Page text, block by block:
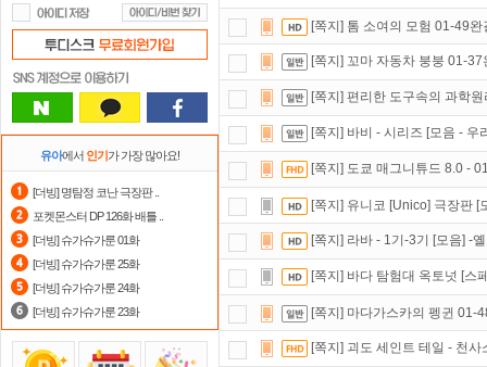
유아에서 인기가 가장 많아요!
[더빙] 명탐정 코난 극장판 ..
포켓몬스터 DP 126화 배틀 ..
[더빙] 슈가슈가룬 01화
[더빙] 슈가슈가룬 25화
[더빙] 슈가슈가룬 24화
[더빙] 슈가슈가룬 23화
요즘 뭐가 재밌지?고민되면 눌러봐!
포인트 할인쿠폰 사용방법안내
숨어있는 카드 마일리지 조회하고
스마트TV로 투디스크영화,드라마,
댓글만 잘써도무료 포인트를 드립
자녀보호기능으로 가족과 함께 투디
정액제
[쪽지] 톰 소여의 모험 01-49
[쪽지] 꼬마 자동차 붕붕 01-
[쪽지] 편리한 도구속의 과학
[쪽지] 바비 - 시리즈 [모음 -
[쪽지] 도쿄 매그니튜드 8.0 -
[쪽지] 유니코 [Unico] 극장판 [
[쪽지] 라바 - 1기-3기 [모음] -
[쪽지] 바다 탐험대 옥토넛 [스
[쪽지] 마다가스카의 펭귄 01-
[쪽지] 괴도 세인트 테일 - 천